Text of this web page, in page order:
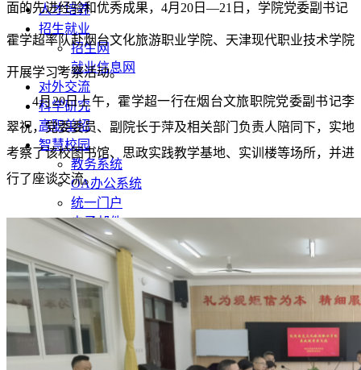
人才培养
招生就业
招生网
就业信息网
对外交流
科学研究
高职单招
智慧校园
教务系统
OA办公系统
统一门户
电子邮件
快捷功能
单招报名
录取查询
图书查询
值班系统
搜索
面的先进经验和优秀成果， 4月 20 日 —21 日，学院党委副书记
霍学超率队赴烟台文化旅游职业学院、天津现代职业技术学院
开展学习考察活动。
4月20日上午，霍学超一行在烟台文旅职 院党委副书记李
翠祝，党委委员、副院长于萍及相关部门负责人 陪同下，实地
考察了该校图书馆、思政实践教学基地、实训楼等场所，并进
行了座谈交流。